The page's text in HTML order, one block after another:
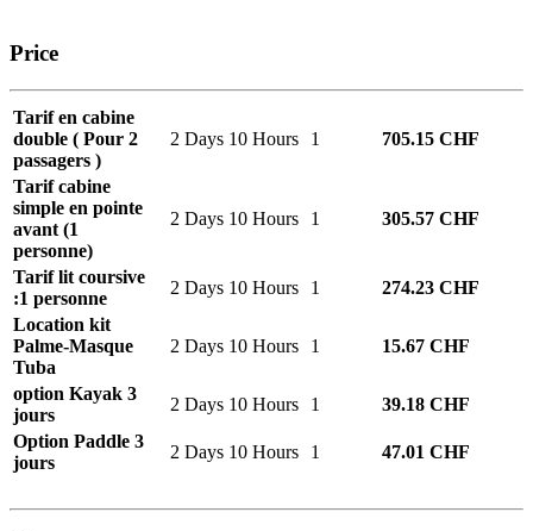
Price
Tarif en cabine
double ( Pour 2
passagers )
2 Days 10 Hours 1 705.15 CHF
Tarif cabine
simple en pointe
avant (1
personne)
2 Days 10 Hours 1 305.57 CHF
Tarif lit coursive
:1 personne
2 Days 10 Hours 1
274.23 CHF
Location kit
Palme-Masque
Tuba
2 Days 10 Hours 1 15.67 CHF
option Kayak 3
jours
2 Days 10 Hours 1
39.18 CHF
Option Paddle 3
jours
2 Days 10 Hours 1 47.01 CHF